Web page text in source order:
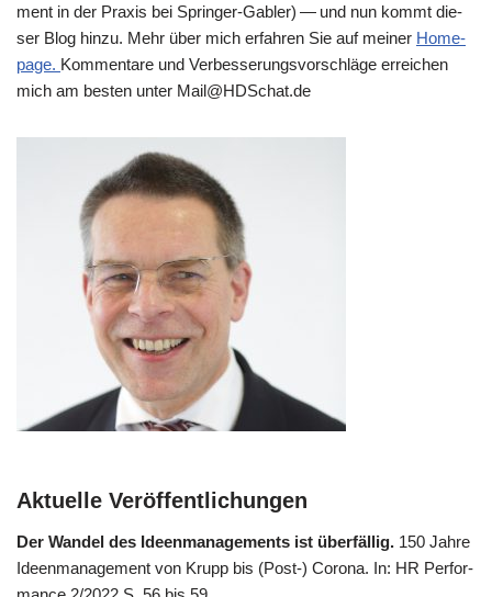
ment in der Pra­xis bei Sprin­ger-Gab­ler) — und nun kommt die­
ser Blog hin­zu. Mehr über mich erfah­ren Sie auf mei­ner Home­
page. Kom­men­ta­re und Ver­bes­se­rungs­vor­schlä­ge errei­chen
mich am besten unter Mail@​HDSchat.​de
Aktuelle Veröffentlichungen
Der Wan­del des Ideen­ma­nage­ments ist über­fäl­lig. 150 Jah­re
Ideen­ma­nage­ment von Krupp bis (Post-) Coro­na. In: HR Per­for­